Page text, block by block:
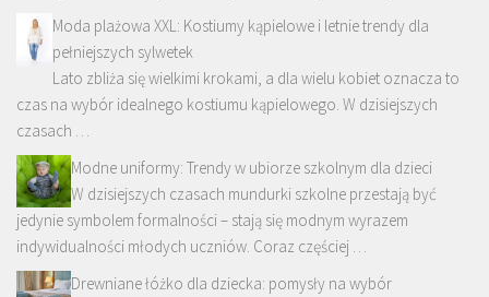
Moda plażowa XXL: Kostiumy kąpielowe i letnie trendy dla
pełniejszych sylwetek
Lato zbliża się wielkimi krokami, a dla wielu kobiet oznacza to
czas na wybór idealnego kostiumu kąpielowego. W dzisiejszych
czasach …
Modne uniformy: Trendy w ubiorze szkolnym dla dzieci
W dzisiejszych czasach mundurki szkolne przestają być
jedynie symbolem formalności – stają się modnym wyrazem
indywidualności młodych uczniów. Coraz częściej …
Drewniane łóżko dla dziecka: pomysły na wybór